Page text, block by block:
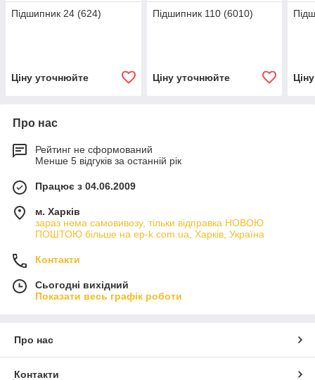
Підшипник 24 (624)
Ціну уточнюйте
Підшипник 110 (6010)
Ціну уточнюйте
Про нас
Рейтинг не сформований
Менше 5 відгуків за останній рік
Працює з 04.06.2009
м. Харків
зараз нема самовивозу, тільки відправка НОВОЮ
ПОШТОЮ більше на ep-k.com.ua, Харків, Україна
Контакти
Сьогодні вихідний
Показати весь графік роботи
Про нас
Контакти